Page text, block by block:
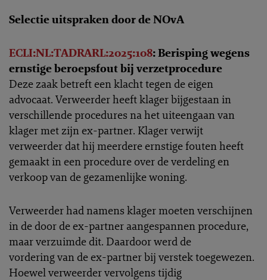
Selectie uitspraken door de NOvA
ECLI:NL:TADRARL:2025:108: Berisping wegens
ernstige beroepsfout bij verzetprocedure
Deze zaak betreft een klacht tegen de eigen
advocaat. Verweerder heeft klager bijgestaan in
verschillende procedures na het uiteengaan van
klager met zijn ex-partner. Klager verwijt
verweerder dat hij meerdere ernstige fouten heeft
gemaakt in een procedure over de verdeling en
verkoop van de gezamenlijke woning.
Verweerder had namens klager moeten verschijnen
in de door de ex-partner aangespannen procedure,
maar verzuimde dit. Daardoor werd de
vordering van de ex-partner bij verstek toegewezen.
Hoewel verweerder vervolgens tijdig